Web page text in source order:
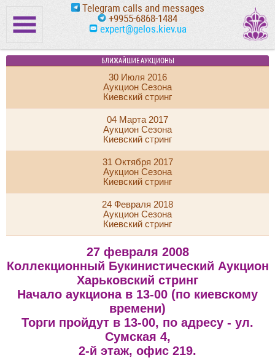
Telegram calls and messages
+9955-6868-1484
expert@gelos.kiev.ua
БЛИЖАЙШИЕ АУКЦИОНЫ
30 Июля 2016
Аукцион Сезона
Киевский стринг
04 Марта 2017
Аукцион Сезона
Киевский стринг
31 Октября 2017
Аукцион Сезона
Киевский стринг
24 Февраля 2018
Аукцион Сезона
Киевский стринг
27 февраля 2008
Коллекционный Букинистический Аукцион
Харьковский стринг
Начало аукциона в 13-00 (по киевскому
времени)
Торги пройдут в 13-00, по адресу - ул.
Сумская 4,
2-й этаж, офис 219.